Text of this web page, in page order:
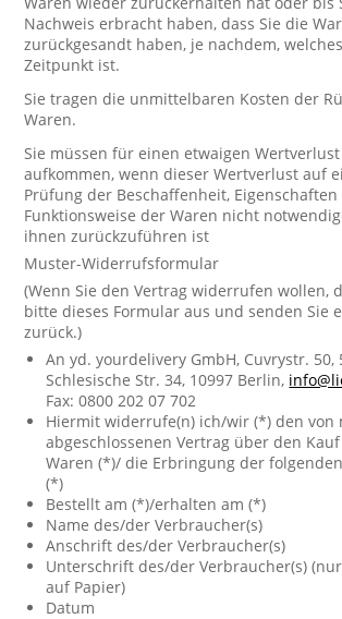
Nachweis erbracht haben, dass Sie die
zurückgesandt haben, je nachdem,
Zeitpunkt ist.
Sie tragen die unmittelbaren Kosten der
Waren.
Sie müssen für einen etwaigen
aufkommen, wenn dieser Wertverlust auf
Prüfung der Beschaffenheit,
Funktionsweise der Waren nicht
ihnen zurückzuführen ist
Muster-Widerrufsformular
(Wenn Sie den Vertrag widerrufen wollen,
bitte dieses Formular aus und senden Sie
zurück.)
An yd. yourdelivery GmbH, Cuvrystr. 50,
Schlesische Str. 34, 10997 Berlin,
Fax: 0800 202 07 702
Hiermit widerrufe(n) ich/wir (*) den von
abgeschlossenen Vertrag über den
Waren (*)/ die Erbringung der
(*)
Bestellt am (*)/erhalten am (*)
Name des/der Verbraucher(s)
Anschrift des/der Verbraucher(s)
Unterschrift des/der Verbraucher(s)
auf Papier)
Datum